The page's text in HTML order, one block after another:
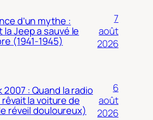
d’un mythe :
Jeep a sauvé le
(1941-1945)
7
août
2026
2007 : Quand la radio
la voiture de
réveil douloureux)
6
août
2026